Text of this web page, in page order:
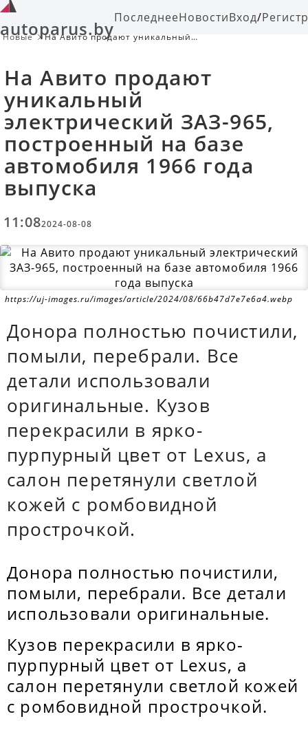
autoparus.byПоследнееНовостиВход/
Новые
На Авито продают уникальный
1966 года выпуска
На Авито продают
уникальный
электрический ЗАЗ-965,
построенный на базе
автомобиля 1966 года
выпуска
11:082024-08-08
https://uj-images.ru/images/article/2024/08/66b47d7e7e6a4.webp
Донора полностью почистили,
помыли, перебрали. Все
детали использовали
оригинальные. Кузов
перекрасили в ярко-
пурпурный цвет от Lexus, а
салон перетянули светлой
кожей с ромбовидной
прострочкой.
Донора полностью почистили,
помыли, перебрали. Все детали
использовали оригинальные.
Кузов перекрасили в ярко-
пурпурный цвет от Lexus, а
салон перетянули светлой кожей
с ромбовидной прострочкой.